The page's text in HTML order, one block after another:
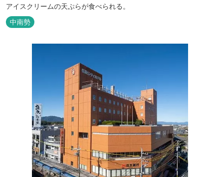
アイスクリームの天ぷらが食べられる。
中南勢